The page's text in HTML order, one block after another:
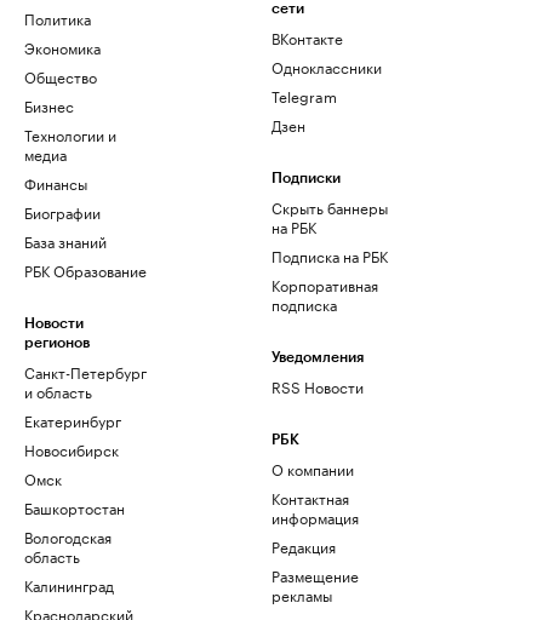
Политика
Экономика
Общество
Бизнес
Технологии и
медиа
Финансы
Биографии
База знаний
РБК Образование
Новости
регионов
Санкт-Петербург
и область
Екатеринбург
Новосибирск
Омск
Башкортостан
Вологодская
область
Калининград
Краснодарский
сети
ВКонтакте
Одноклассники
Telegram
Дзен
Подписки
Скрыть баннеры
на РБК
Подписка на РБК
Корпоративная
подписка
Уведомления
RSS Новости
РБК
О компании
Контактная
информация
Редакция
Размещение
рекламы